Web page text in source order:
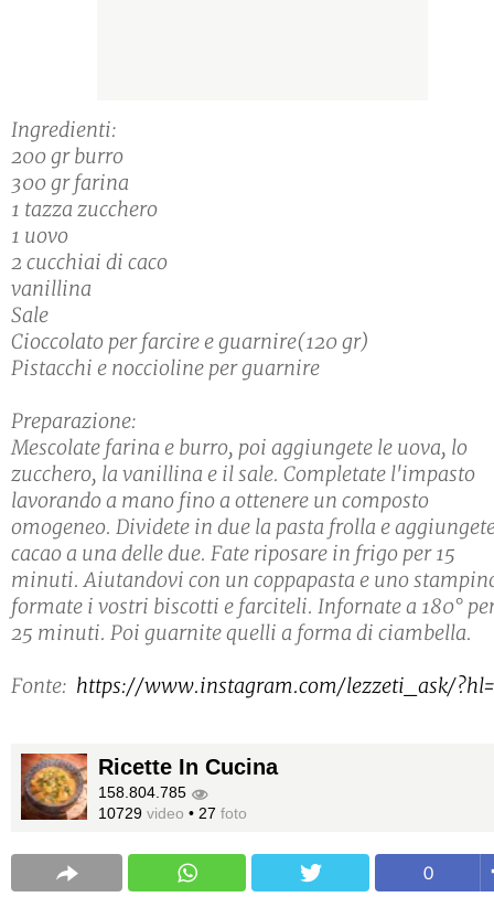
Ingredienti:
200 gr burro
300 gr farina
1 tazza zucchero
1 uovo
2 cucchiai di caco
vanillina
Sale
Cioccolato per farcire e guarnire(120 gr)
Pistacchi e noccioline per guarnire
Preparazione:
Mescolate farina e burro, poi aggiungete le uova, lo
zucchero, la vanillina e il sale. Completate l'impasto
lavorando a mano fino a ottenere un composto
omogeneo. Dividete in due la pasta frolla e
cacao a una delle due. Fate riposare in frigo per 15
minuti. Aiutandovi con un coppapasta e uno
formate i vostri biscotti e farciteli. Infornate a 180°
25 minuti. Poi guarnite quelli a forma di ciambella.
Fonte: https://www.instagram.com/lezzeti_ask/
Ricette In Cucina
158.804.785
10729 video • 27 foto
0